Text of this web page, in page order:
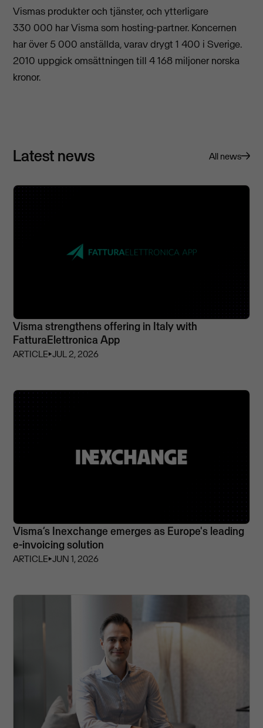
Vismas produkter och tjänster, och ytterligare
330 000 har Visma som hosting-partner. Koncernen
har över 5 000 anställda, varav drygt 1 400 i Sverige.
2010 uppgick omsättningen till 4 168 miljoner norska
kronor.
Latest news All news
Visma strengthens offering in Italy with
FatturaElettronica App
ARTICLE⏵JUL 2, 2026
Visma’s Inexchange emerges as Europe's leading
e-invoicing solution
ARTICLE⏵JUN 1, 2026